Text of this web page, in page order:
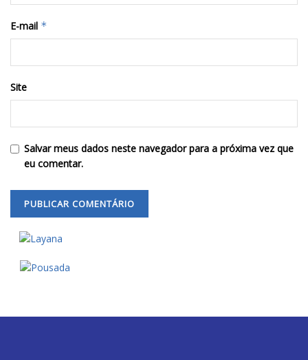
E-mail *
Site
Salvar meus dados neste navegador para a próxima vez que
eu comentar.